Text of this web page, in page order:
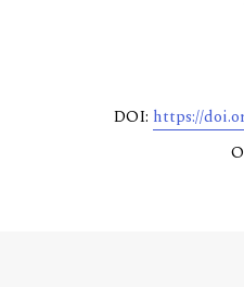
DOI: https://